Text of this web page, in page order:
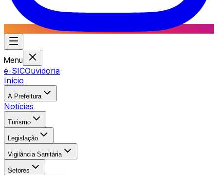
Menu
e-SICOuvidoria
Início
A Prefeitura
Notícias
Turismo
Legislação
Vigilância Sanitária
Setores